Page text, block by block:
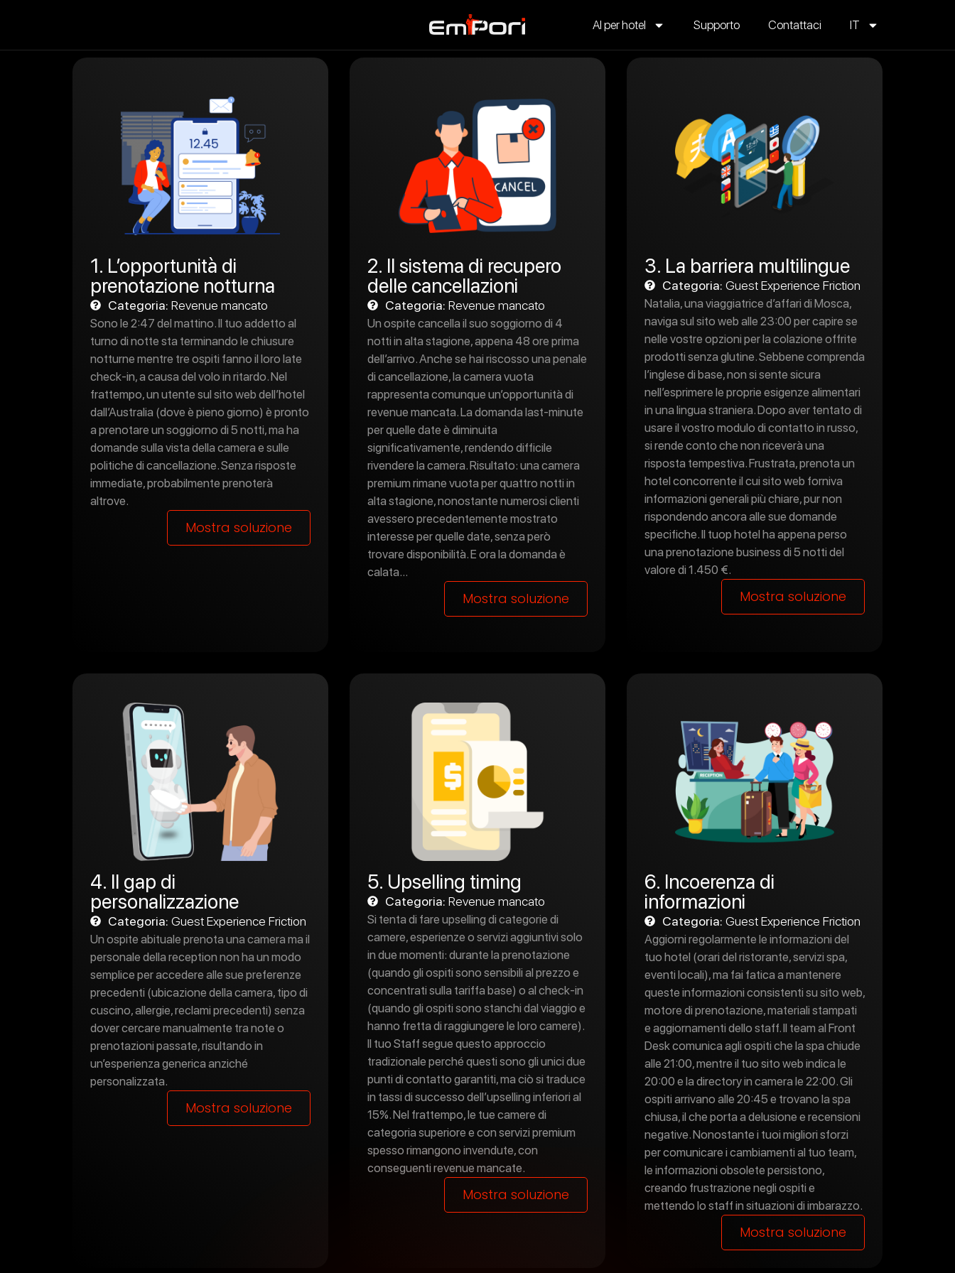
AI per hotel Supporto Contattaci IT
1. L’opportunità di
prenotazione notturna
Categoria: Revenue mancato
Sono le 2:47 del mattino. Il tuo addetto al
turno di notte sta terminando le chiusure
notturne mentre tre ospiti fanno il loro late
check-in, a causa del volo in ritardo. Nel
frattempo, un utente sul sito web dell’hotel
dall’Australia (dove è pieno giorno) è pronto
a prenotare un soggiorno di 5 notti, ma ha
domande sulla vista della camera e sulle
politiche di cancellazione. Senza risposte
immediate, probabilmente prenoterà
altrove.
Mostra soluzione
2. Il sistema di recupero
delle cancellazioni
Categoria: Revenue mancato
Un ospite cancella il suo soggiorno di 4
notti in alta stagione, appena 48 ore prima
dell’arrivo. Anche se hai riscosso una penale
di cancellazione, la camera vuota
rappresenta comunque un’opportunità di
revenue mancata. La domanda last-minute
per quelle date è diminuita
significativamente, rendendo difficile
rivendere la camera. Risultato: una camera
premium rimane vuota per quattro notti in
alta stagione, nonostante numerosi clienti
avessero precedentemente mostrato
interesse per quelle date, senza però
trovare disponibilità. E ora la domanda è
calata…
Mostra soluzione
3. La barriera multilingue
Categoria: Guest Experience Friction
Natalia, una viaggiatrice d’affari di Mosca,
naviga sul sito web alle 23:00 per capire se
nelle vostre opzioni per la colazione offrite
prodotti senza glutine. Sebbene comprenda
l’inglese di base, non si sente sicura
nell’esprimere le proprie esigenze alimentari
in una lingua straniera. Dopo aver tentato di
usare il vostro modulo di contatto in russo,
si rende conto che non riceverà una
risposta tempestiva. Frustrata, prenota un
hotel concorrente il cui sito web forniva
informazioni generali più chiare, pur non
rispondendo ancora alle sue domande
specifiche. Il tuop hotel ha appena perso
una prenotazione business di 5 notti del
valore di 1.450 €.
Mostra soluzione
4. Il gap di
personalizzazione
Categoria: Guest Experience Friction
Un ospite abituale prenota una camera ma il
personale della reception non ha un modo
semplice per accedere alle sue preferenze
precedenti (ubicazione della camera, tipo di
cuscino, allergie, reclami precedenti) senza
dover cercare manualmente tra note o
prenotazioni passate, risultando in
un’esperienza generica anziché
personalizzata.
Mostra soluzione
5. Upselling timing
Categoria: Revenue mancato
Si tenta di fare upselling di categorie di
camere, esperienze o servizi aggiuntivi solo
in due momenti: durante la prenotazione
(quando gli ospiti sono sensibili al prezzo e
concentrati sulla tariffa base) o al check-in
(quando gli ospiti sono stanchi dal viaggio e
hanno fretta di raggiungere le loro camere).
Il tuo Staff segue questo approccio
tradizionale perché questi sono gli unici due
punti di contatto garantiti, ma ciò si traduce
in tassi di successo dell’upselling inferiori al
15%. Nel frattempo, le tue camere di
categoria superiore e con servizi premium
spesso rimangono invendute, con
conseguenti revenue mancate.
Mostra soluzione
6. Incoerenza di
informazioni
Categoria: Guest Experience Friction
Aggiorni regolarmente le informazioni del
tuo hotel (orari del ristorante, servizi spa,
eventi locali), ma fai fatica a mantenere
queste informazioni consistenti su sito web,
motore di prenotazione, materiali stampati
e aggiornamenti dello staff. Il team al Front
Desk comunica agli ospiti che la spa chiude
alle 21:00, mentre il tuo sito web indica le
20:00 e la directory in camera le 22:00. Gli
ospiti arrivano alle 20:45 e trovano la spa
chiusa, il che porta a delusione e recensioni
negative. Nonostante i tuoi migliori sforzi
per comunicare i cambiamenti al tuo team,
le informazioni obsolete persistono,
creando frustrazione negli ospiti e
mettendo lo staff in situazioni di imbarazzo.
Mostra soluzione